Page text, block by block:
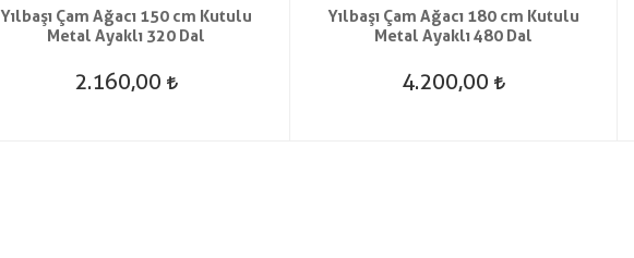
Yılbaşı Çam Ağacı 150 cm Kutulu
Metal Ayaklı 320 Dal
2.160,00
Yılbaşı Çam Ağacı 180 cm Kutulu
Metal Ayaklı 480 Dal
4.200,00